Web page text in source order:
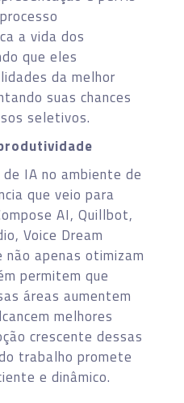
a vida dos
que eles
da melhor
suas chances
seletivos.
IA no ambiente de
que veio para
AI, Quillbot,
Voice Dream
não apenas otimizam
permitem que
áreas aumentem
melhores
crescente dessas
trabalho promete
e dinâmico.